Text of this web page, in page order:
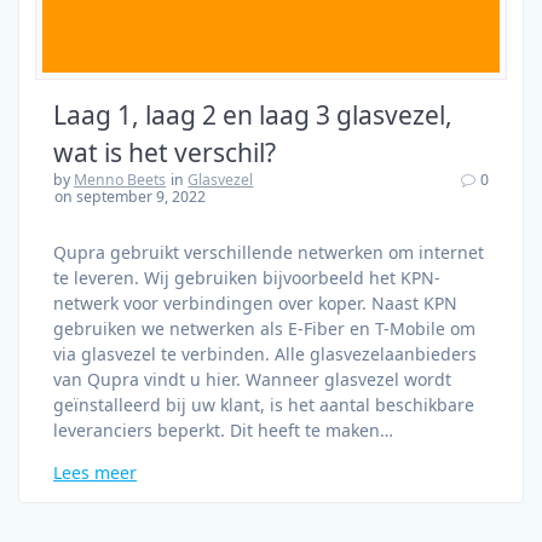
Laag 1, laag 2 en laag 3 glasvezel,
wat is het verschil?
by Menno Beets inGlasvezel
on september 9, 2022
0
Qupra gebruikt verschillende netwerken om internet
te leveren. Wij gebruiken bijvoorbeeld het KPN-
netwerk voor verbindingen over koper. Naast KPN
gebruiken we netwerken als E-Fiber en T-Mobile om
via glasvezel te verbinden. Alle glasvezelaanbieders
van Qupra vindt u hier. Wanneer glasvezel wordt
geïnstalleerd bij uw klant, is het aantal beschikbare
leveranciers beperkt. Dit heeft te maken…
Lees meer